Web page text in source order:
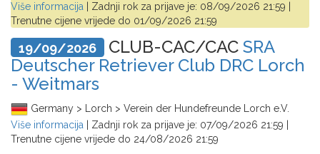
Više informacija
| Zadnji rok za prijave je: 08/09/2026 21:59
Trenutne cijene vrijede do 01/09/2026 21:59
19/09/2026 CLUB-CAC/CAC SRA
Deutscher Retriever Club DRC Lorch
- Weitmars
Germany > Lorch > Verein der Hundefreunde Lorch e.V.
Više informacija
| Zadnji rok za prijave je: 07/09/2026 21:59
Trenutne cijene vrijede do 24/08/2026 21:59